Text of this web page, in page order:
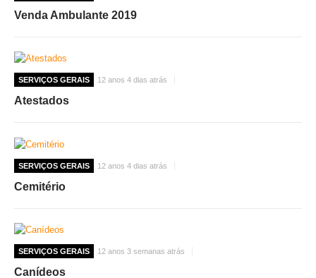
Venda Ambulante 2019
SERVIÇOS GERAIS 12 anos 4 dias atrás
Atestados
SERVIÇOS GERAIS 12 anos 4 dias atrás
Cemitério
SERVIÇOS GERAIS 12 anos 3 semanas atrás
Canídeos